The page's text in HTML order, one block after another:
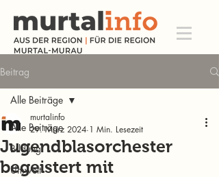
Beitrag
Alle Beiträge
Bildung
Umwelt
Alle Beiträge
Jugendblasorchester
begeistert mit
murtalinfo
29. März 2024 1 Min. Lesezeit